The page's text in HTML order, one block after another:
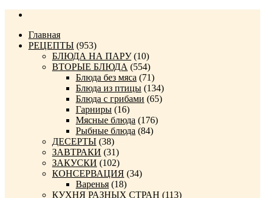
Главная
РЕЦЕПТЫ (953)
БЛЮДА НА ПАРУ(10)
ВТОРЫЕ БЛЮДА (554)
Блюда без мяса (71)
Блюда из птицы (134)
Блюда с грибами (65)
Гарниры (16)
Мясные блюда (176)
Рыбные блюда (84)
ДЕСЕРТЫ (38)
ЗАВТРАКИ (31)
ЗАКУСКИ (102)
КОНСЕРВАЦИЯ (34)
Варенья (18)
КУХНЯ РАЗНЫХ СТРАН (113)